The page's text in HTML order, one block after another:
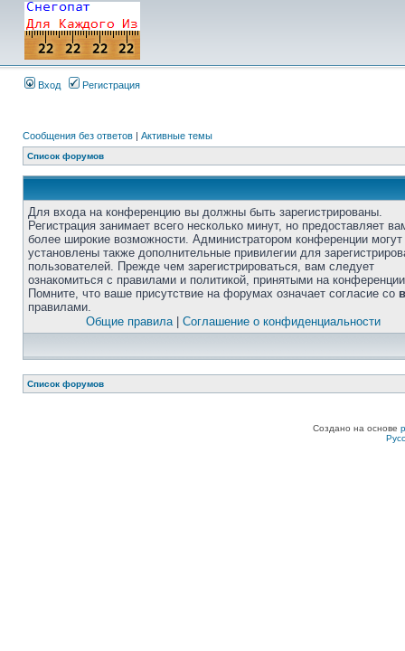
Вход Регистрация
Сообщения без ответов | Активные темы
Список форумов
Для входа на конференцию вы должны быть зарегистрированы.
Регистрация занимает всего несколько минут, но предоставляет
более широкие возможности. Администратором конференции
установлены также дополнительные привилегии для
пользователей. Прежде чем зарегистрироваться, вам следует
ознакомиться с правилами и политикой, принятыми на
Помните, что ваше присутствие на форумах означает согласие со
правилами.
Общие правила| Соглашение о конфиденциальности
Список форумов
Создано на основе